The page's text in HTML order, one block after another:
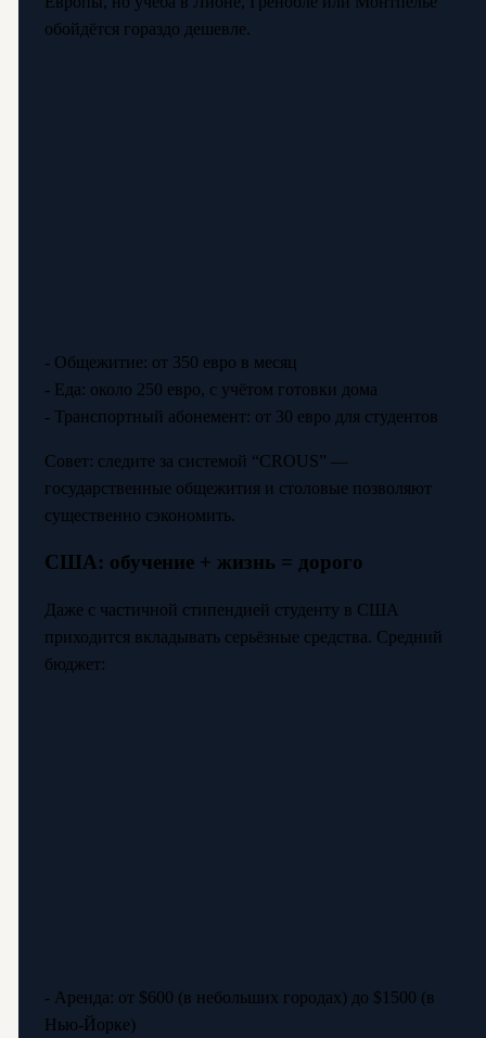
обойдётся гораздо дешевле.
- Общежитие: от 350 евро в месяц
- Еда: около 250 евро, с учётом готовки дома
- Транспортный абонемент: от 30 евро для студентов
Совет: следите за системой “CROUS” —
государственные общежития и столовые позволяют
существенно сэкономить.
США: обучение + жизнь = дорого
Даже с частичной стипендией студенту в США
приходится вкладывать серьёзные средства. Средний
бюджет:
- Аренда: от $600 (в небольших городах) до $1500 (в
Нью-Йорке)